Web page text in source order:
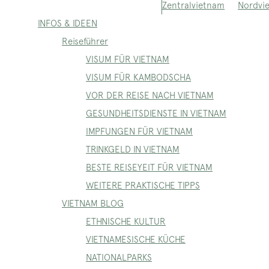
Zentralvietnam
INFOS & IDEEN
Reiseführer
VISUM FÜR VIETNAM
VISUM FÜR KAMBODSCHA
VOR DER REISE NACH VIETNAM
GESUNDHEITSDIENSTE IN VIETNAM
IMPFUNGEN FÜR VIETNAM
TRINKGELD IN VIETNAM
BESTE REISEYEIT FÜR VIETNAM
WEITERE PRAKTISCHE TIPPS
VIETNAM BLOG
ETHNISCHE KULTUR
VIETNAMESISCHE KÜCHE
NATIONALPARKS